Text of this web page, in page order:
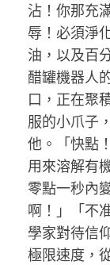
沾！你那充
辱！必須淨
油，以及百
醋罐機器人
口，正在聚
服的小爪子
他。「快點
用來溶解有
零點一秒內
啊！」「不
學家對待信
極限速度，